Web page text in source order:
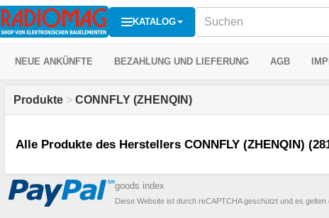
KATALOG
NEUE ANKÜNFTE BEZAHLUNG UND LIEFERUNG AGB
Produkte > CONNFLY (ZHENQIN)
Alle Produkte des Herstellers CONNFLY (ZHENQIN)
goods index
Diese Website ist durch reCAPTCHA geschützt und es gelten